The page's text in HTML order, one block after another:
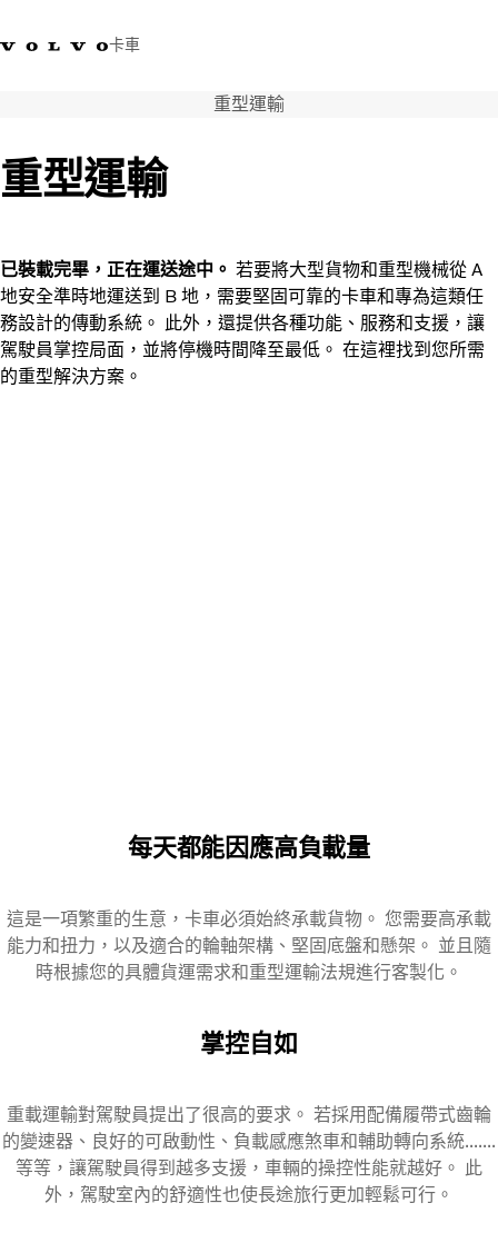
卡車
登入查找經銷商
運輸解決方案
服務
新聞與媒體
關於我們
查找經銷商
聯絡我們
重型運輸
重型運輸
已裝載完畢，正在運送途中。 若要將大型貨物和重型機械從 A
地安全準時地運送到 B 地，需要堅固可靠的卡車和專為這類任
務設計的傳動系統。 此外，還提供各種功能、服務和支援，讓
駕駛員掌控局面，並將停機時間降至最低。 在這裡找到您所需
的重型解決方案。
每天都能因應高負載量
這是一項繁重的生意，卡車必須始終承載貨物。 您需要高承載
能力和扭力，以及適合的輪軸架構、堅固底盤和懸架。 並且隨
時根據您的具體貨運需求和重型運輸法規進行客製化。
掌控自如
重載運輸對駕駛員提出了很高的要求。 若採用配備履帶式齒輪
的變速器、良好的可啟動性、負載感應煞車和輔助轉向系統.......
等等，讓駕駛員得到越多支援，車輛的操控性能就越好。 此
外，駕駛室內的舒適性也使長途旅行更加輕鬆可行。